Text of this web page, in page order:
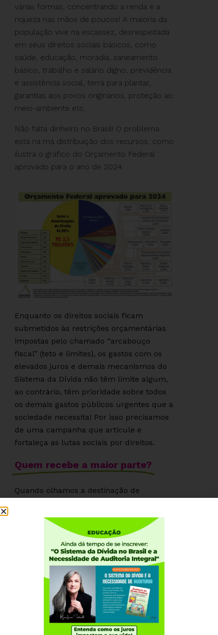
várias formas, concentrando a renda e a
riqueza nas mãos de poucos! A maioria da
população vive na escassez, desrespeitada
em seus direitos sociais básicos, como
saúde, educação, moradia, saneamento
básico, trabalho e salário digno, previdência
e assistência social, terra para plantar,
garantias aos povos originários, proteção ao
meio-ambiente etc.
Não falta dinheiro no Brasil! O problema
está na má distribuição dos recursos, como
ilustra o gráfico do Orçamento Federal
aprovado para o ano de 2024:
Enquanto os direitos sociais ficam
submetidos às restrições orçamentárias
impostas pelo chamado “arcabouço
fiscal” (teto e limites), os gastos com os
elevados juros e demais mecanismos do
Sistema da Dívida não têm limite algum,
ao contrário, têm prioridade sobre todos
os demais gastos públicos urgentes que a
sociedade necessita! Por isso precisamos
de uma campanha que articule e
fortaleça as lutas sociais por direitos.
Quem recebe a maior parte?
Quando olhamos a destinação de
conforme gráfico anterior, fica
escancarada a prioridade dos mais ricos:
bancos e grandes corporações que
possuem trilhões de reais em títulos da
dívida pública brasileira, e recebem os
juros mais elevados do planeta!
Mas que dívida é essa?
É uma dívida sem contrapartida em